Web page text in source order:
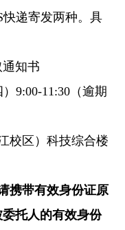
快递寄发两种。具
知书
） 9:00-11 :30（逾期
校区） 科技综合楼
携带有效身份证原
托人的有效身份